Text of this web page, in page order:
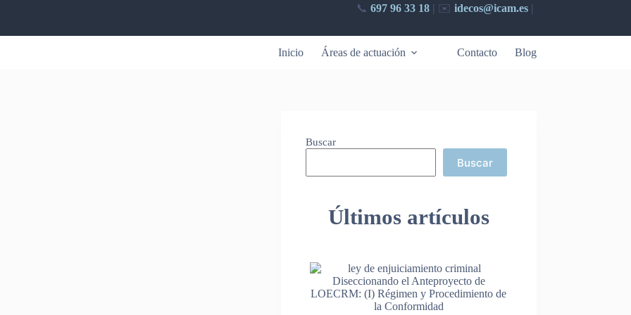
📞 697 96 33 18| ✉️​ idecos@icam.es|
Inicio Áreas de actuación Contacto Blog
Buscar
Buscar
Últimos artículos
Diseccionando el Anteproyecto de
LOECRM: (I) Régimen y Procedimiento de
la Conformidad